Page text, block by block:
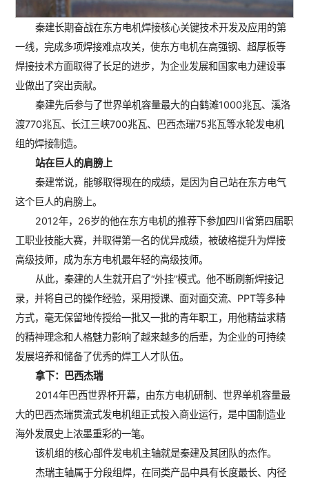
秦建长期奋战在东方电机焊接核心关键技术开发及应用的第
一线，完成多项焊接难点攻关，使东方电机在高强钢、超厚板等
焊接技术方面取得了长足的进步，为企业发展和国家电力建设事
业做出了突出贡献。
秦建先后参与了世界单机容量最大的白鹤滩1000兆瓦、溪洛
渡770兆瓦、长江三峡700兆瓦、巴西杰瑞75兆瓦等水轮发电机
组的焊接制造。
站在巨人的肩膀上
秦建常说，能够取得现在的成绩，是因为自己站在东方电气
这个巨人的肩膀上。
2012年，26岁的他在东方电机的推荐下参加四川省第四届职
工职业技能大赛，并取得第一名的优异成绩，被破格提升为焊接
高级技师，成为东方电机最年轻的高级技师。
从此，秦建的人生就开启了“外挂”模式。他不断刷新焊接记
录，并将自己的操作经验，采用授课、面对面交流、PPT等多种
方式，毫无保留地传授给一批又一批的青年职工，用他精益求精
的精神理念和人格魅力影响了越来越多的后辈，为企业的可持续
发展培养和储备了优秀的焊工人才队伍。
拿下：巴西杰瑞
2014年巴西世界杯开幕，由东方电机研制、世界单机容量最
大的巴西杰瑞贯流式发电机组正式投入商业运行，是中国制造业
海外发展史上浓墨重彩的一笔。
该机组的核心部件发电机主轴就是秦建及其团队的杰作。
杰瑞主轴属于分段组焊，在同类产品中具有长度最长、内径